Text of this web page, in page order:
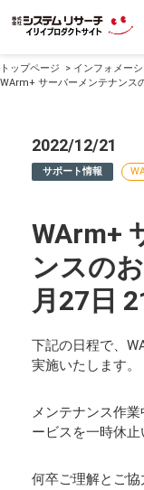
トップページ インフォメー
WArm+ サーバーメンテナンス
2022/12/21
サポート情報
WArm+
ンスの
月27日
下記の日程で、
実施いたします。
メンテナンス作
ービスを一時休止
何卒ご理解とご